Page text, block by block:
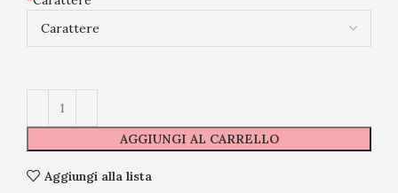
AGGIUNGI AL CARRELLO
Aggiungi alla lista